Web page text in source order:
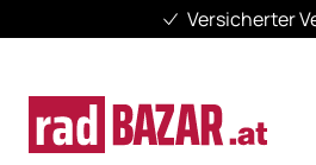
Versicherter